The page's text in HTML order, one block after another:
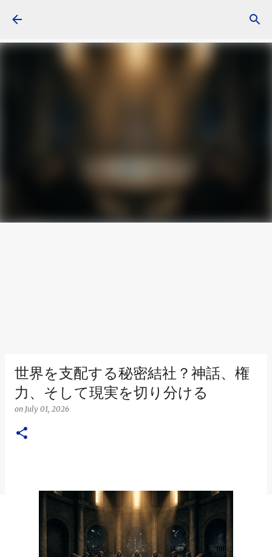
世界を支配する秘密結社？神話、権
力、そして現実を切り分ける
on July 01, 2026